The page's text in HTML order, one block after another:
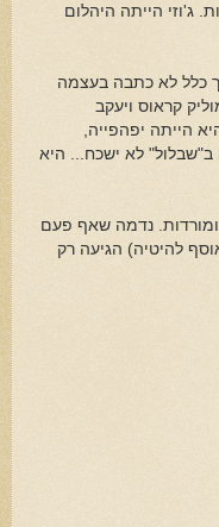
רבות. ג'וזי הייתה היהלום
כלל לא כתבה בעצמה
קראוס ויעקב
הייתה יפהפייה,
לא ישכח... היא
ומורדות. נדמה שאף פעם
להיטיה) הגיעה רק